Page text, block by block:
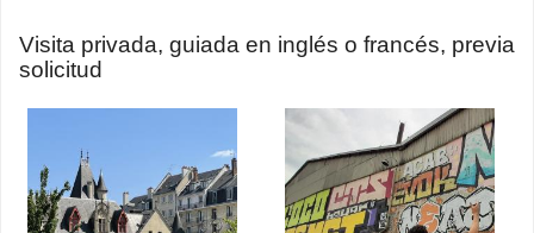
Visita privada, guiada en inglés o francés, previa
solicitud